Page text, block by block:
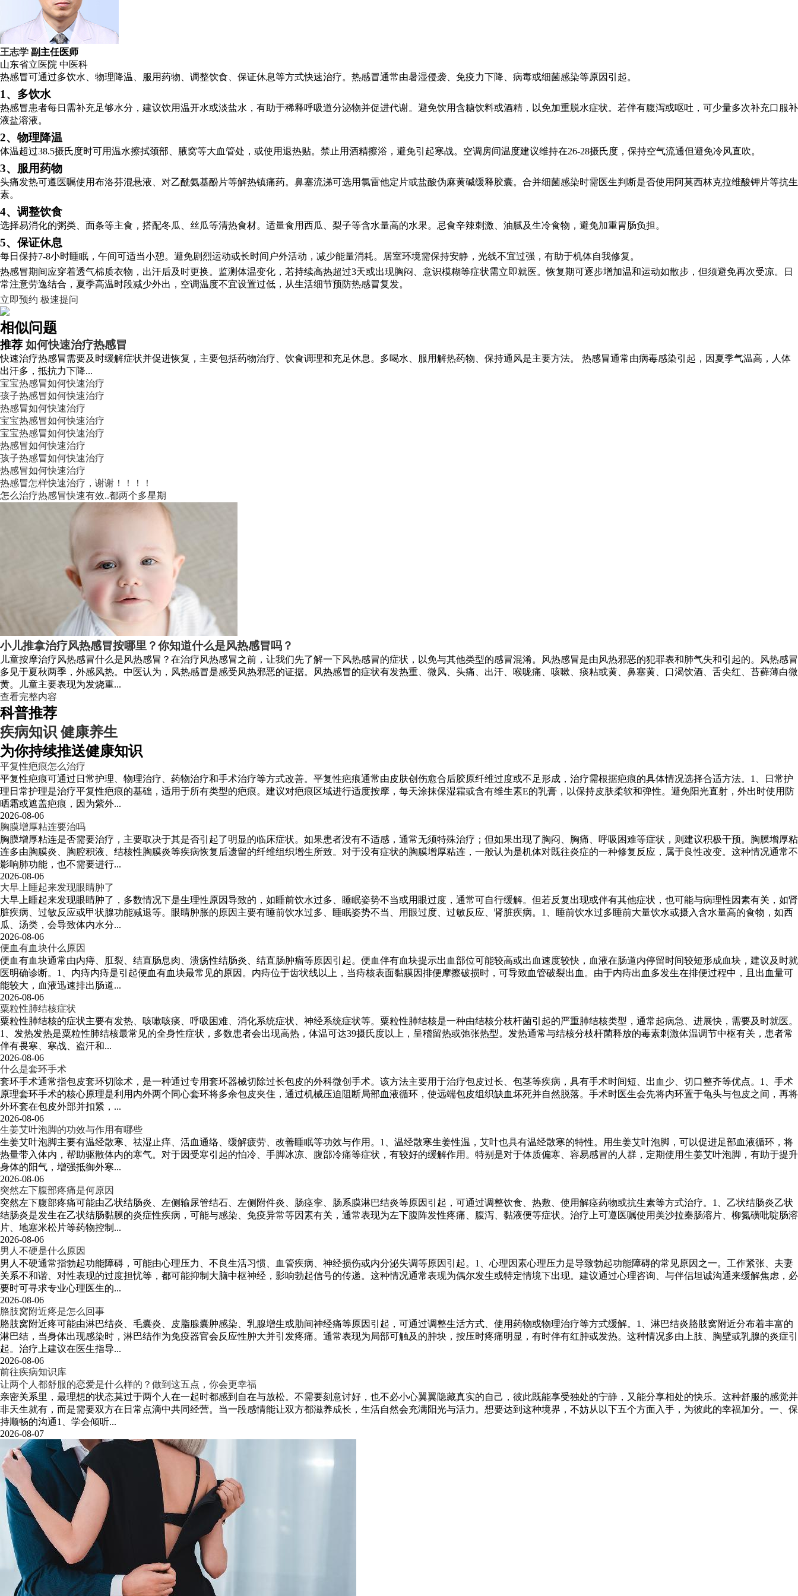
王志学 副主任医师
山东省立医院 中医科
热感冒可通过多饮水、物理降温、服用药物、调整饮食、保证休息等方式快速治疗。热感冒通常由暑湿侵袭、免疫力下降、病毒或细菌感染等原因引起。
1、多饮水
热感冒患者每日需补充足够水分，建议饮用温开水或淡盐水，有助于稀释呼吸道分泌物并促进代谢。避免饮用含糖饮料或酒精，以免加重脱水症状。若伴有腹泻或呕吐，可少量多次补充口服补
液盐溶液。
2、物理降温
体温超过38.5摄氏度时可用温水擦拭颈部、腋窝等大血管处，或使用退热贴。禁止用酒精擦浴，避免引起寒战。空调房间温度建议维持在26-28摄氏度，保持空气流通但避免冷风直吹。
3、服用药物
头痛发热可遵医嘱使用布洛芬混悬液、对乙酰氨基酚片等解热镇痛药。鼻塞流涕可选用氯雷他定片或盐酸伪麻黄碱缓释胶囊。合并细菌感染时需医生判断是否使用阿莫西林克拉维酸钾片等抗生
素。
4、调整饮食
选择易消化的粥类、面条等主食，搭配冬瓜、丝瓜等清热食材。适量食用西瓜、梨子等含水量高的水果。忌食辛辣刺激、油腻及生冷食物，避免加重胃肠负担。
5、保证休息
每日保持7-8小时睡眠，午间可适当小憩。避免剧烈运动或长时间户外活动，减少能量消耗。居室环境需保持安静，光线不宜过强，有助于机体自我修复。
热感冒期间应穿着透气棉质衣物，出汗后及时更换。监测体温变化，若持续高热超过3天或出现胸闷、意识模糊等症状需立即就医。恢复期可逐步增加温和运动如散步，但须避免再次受凉。日
常注意劳逸结合，夏季高温时段减少外出，空调温度不宜设置过低，从生活细节预防热感冒复发。
立即预约 极速提问
相似问题
推荐 如何快速治疗热感冒
快速治疗热感冒需要及时缓解症状并促进恢复，主要包括药物治疗、饮食调理和充足休息。多喝水、服用解热药物、保持通风是主要方法。 热感冒通常由病毒感染引起，因夏季气温高，人体
出汗多，抵抗力下降...
宝宝热感冒如何快速治疗
孩子热感冒如何快速治疗
热感冒如何快速治疗
宝宝热感冒如何快速治疗
宝宝热感冒如何快速治疗
热感冒如何快速治疗
孩子热感冒如何快速治疗
热感冒如何快速治疗
热感冒怎样快速治疗，谢谢！！！！
怎么治疗热感冒快速有效..都两个多星期
小儿推拿治疗风热感冒按哪里？你知道什么是风热感冒吗？
儿童按摩治疗风热感冒什么是风热感冒？在治疗风热感冒之前，让我们先了解一下风热感冒的症状，以免与其他类型的感冒混淆。风热感冒是由风热邪恶的犯罪表和肺气失和引起的。风热感冒
多见于夏秋两季，外感风热。中医认为，风热感冒是感受风热邪恶的证据。风热感冒的症状有发热重、微风、头痛、出汗、喉咙痛、咳嗽、痰粘或黄、鼻塞黄、口渴饮酒、舌尖红、苔藓薄白微
黄。儿童主要表现为发烧重...
查看完整内容
科普推荐
疾病知识 健康养生
为你持续推送健康知识
平复性疤痕怎么治疗
平复性疤痕可通过日常护理、物理治疗、药物治疗和手术治疗等方式改善。平复性疤痕通常由皮肤创伤愈合后胶原纤维过度或不足形成，治疗需根据疤痕的具体情况选择合适方法。1、日常护
理日常护理是治疗平复性疤痕的基础，适用于所有类型的疤痕。建议对疤痕区域进行适度按摩，每天涂抹保湿霜或含有维生素E的乳膏，以保持皮肤柔软和弹性。避免阳光直射，外出时使用防
晒霜或遮盖疤痕，因为紫外...
2026-08-06
胸膜增厚粘连要治吗
胸膜增厚粘连是否需要治疗，主要取决于其是否引起了明显的临床症状。如果患者没有不适感，通常无须特殊治疗；但如果出现了胸闷、胸痛、呼吸困难等症状，则建议积极干预。胸膜增厚粘
连多由胸膜炎、胸腔积液、结核性胸膜炎等疾病恢复后遗留的纤维组织增生所致。对于没有症状的胸膜增厚粘连，一般认为是机体对既往炎症的一种修复反应，属于良性改变。这种情况通常不
影响肺功能，也不需要进行...
2026-08-06
大早上睡起来发现眼睛肿了
大早上睡起来发现眼睛肿了，多数情况下是生理性原因导致的，如睡前饮水过多、睡眠姿势不当或用眼过度，通常可自行缓解。但若反复出现或伴有其他症状，也可能与病理性因素有关，如肾
脏疾病、过敏反应或甲状腺功能减退等。眼睛肿胀的原因主要有睡前饮水过多、睡眠姿势不当、用眼过度、过敏反应、肾脏疾病。1、睡前饮水过多睡前大量饮水或摄入含水量高的食物，如西
瓜、汤类，会导致体内水分...
2026-08-06
便血有血块什么原因
便血有血块通常由内痔、肛裂、结直肠息肉、溃疡性结肠炎、结直肠肿瘤等原因引起。便血伴有血块提示出血部位可能较高或出血速度较快，血液在肠道内停留时间较短形成血块，建议及时就
医明确诊断。1、内痔内痔是引起便血有血块最常见的原因。内痔位于齿状线以上，当痔核表面黏膜因排便摩擦破损时，可导致血管破裂出血。由于内痔出血多发生在排便过程中，且出血量可
能较大，血液迅速排出肠道...
2026-08-06
粟粒性肺结核症状
粟粒性肺结核的症状主要有发热、咳嗽咳痰、呼吸困难、消化系统症状、神经系统症状等。粟粒性肺结核是一种由结核分枝杆菌引起的严重肺结核类型，通常起病急、进展快，需要及时就医。
1、发热发热是粟粒性肺结核最常见的全身性症状，多数患者会出现高热，体温可达39摄氏度以上，呈稽留热或弛张热型。发热通常与结核分枝杆菌释放的毒素刺激体温调节中枢有关，患者常
伴有畏寒、寒战、盗汗和...
2026-08-06
什么是套环手术
套环手术通常指包皮套环切除术，是一种通过专用套环器械切除过长包皮的外科微创手术。该方法主要用于治疗包皮过长、包茎等疾病，具有手术时间短、出血少、切口整齐等优点。1、手术
原理套环手术的核心原理是利用内外两个同心套环将多余包皮夹住，通过机械压迫阻断局部血液循环，使远端包皮组织缺血坏死并自然脱落。手术时医生会先将内环置于龟头与包皮之间，再将
外环套在包皮外部并扣紧，...
2026-08-06
生姜艾叶泡脚的功效与作用有哪些
生姜艾叶泡脚主要有温经散寒、祛湿止痒、活血通络、缓解疲劳、改善睡眠等功效与作用。1、温经散寒生姜性温，艾叶也具有温经散寒的特性。用生姜艾叶泡脚，可以促进足部血液循环，将
热量带入体内，帮助驱散体内的寒气。对于因受寒引起的怕冷、手脚冰凉、腹部冷痛等症状，有较好的缓解作用。特别是对于体质偏寒、容易感冒的人群，定期使用生姜艾叶泡脚，有助于提升
身体的阳气，增强抵御外寒...
2026-08-06
突然左下腹部疼痛是何原因
突然左下腹部疼痛可能由乙状结肠炎、左侧输尿管结石、左侧附件炎、肠痉挛、肠系膜淋巴结炎等原因引起，可通过调整饮食、热敷、使用解痉药物或抗生素等方式治疗。1、乙状结肠炎乙状
结肠炎是发生在乙状结肠黏膜的炎症性疾病，可能与感染、免疫异常等因素有关，通常表现为左下腹阵发性疼痛、腹泻、黏液便等症状。治疗上可遵医嘱使用美沙拉秦肠溶片、柳氮磺吡啶肠溶
片、地塞米松片等药物控制...
2026-08-06
男人不硬是什么原因
男人不硬通常指勃起功能障碍，可能由心理压力、不良生活习惯、血管疾病、神经损伤或内分泌失调等原因引起。1、心理因素心理压力是导致勃起功能障碍的常见原因之一。工作紧张、夫妻
关系不和谐、对性表现的过度担忧等，都可能抑制大脑中枢神经，影响勃起信号的传递。这种情况通常表现为偶尔发生或特定情境下出现。建议通过心理咨询、与伴侣坦诚沟通来缓解焦虑，必
要时可寻求专业心理医生的...
2026-08-06
胳肢窝附近疼是怎么回事
胳肢窝附近疼可能由淋巴结炎、毛囊炎、皮脂腺囊肿感染、乳腺增生或肋间神经痛等原因引起，可通过调整生活方式、使用药物或物理治疗等方式缓解。1、淋巴结炎胳肢窝附近分布着丰富的
淋巴结，当身体出现感染时，淋巴结作为免疫器官会反应性肿大并引发疼痛。通常表现为局部可触及的肿块，按压时疼痛明显，有时伴有红肿或发热。这种情况多由上肢、胸壁或乳腺的炎症引
起。治疗上建议在医生指导...
2026-08-06
前往疾病知识库
让两个人都舒服的恋爱是什么样的？做到这五点，你会更幸福
亲密关系里，最理想的状态莫过于两个人在一起时都感到自在与放松。不需要刻意讨好，也不必小心翼翼隐藏真实的自己，彼此既能享受独处的宁静，又能分享相处的快乐。这种舒服的感觉并
非天生就有，而是需要双方在日常点滴中共同经营。当一段感情能让双方都滋养成长，生活自然会充满阳光与活力。想要达到这种境界，不妨从以下五个方面入手，为彼此的幸福加分。一、保
持顺畅的沟通1、学会倾听...
2026-08-07